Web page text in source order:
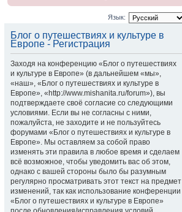
Язык:
Блог о путешествиях и культуре в
Европе - Регистрация
Заходя на конференцию «Блог о путешествиях
и культуре в Европе» (в дальнейшем «мы»,
«наш», «Блог о путешествиях и культуре в
Европе», «http://www.mishanita.ru/forum»), вы
подтверждаете своё согласие со следующими
условиями. Если вы не согласны с ними,
пожалуйста, не заходите и не пользуйтесь
форумами «Блог о путешествиях и культуре в
Европе». Мы оставляем за собой право
изменять эти правила в любое время и сделаем
всё возможное, чтобы уведомить вас об этом,
однако с вашей стороны было бы разумным
регулярно просматривать этот текст на предмет
изменений, так как использование конференции
«Блог о путешествиях и культуре в Европе»